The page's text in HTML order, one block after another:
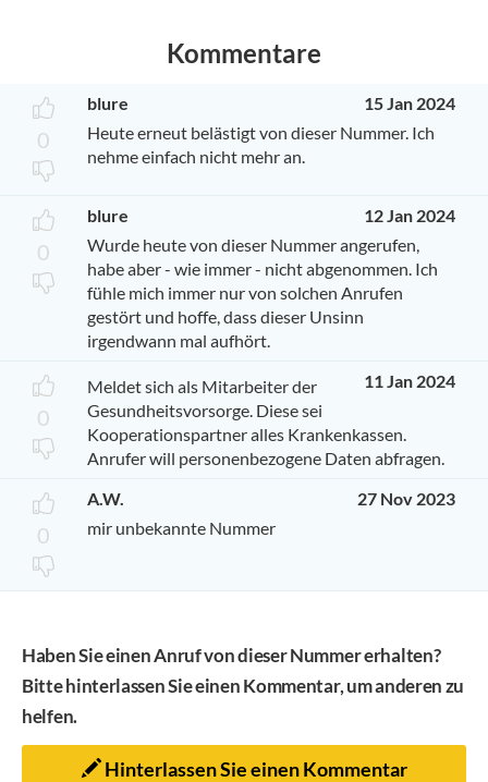
Kommentare
0
blure
15 Jan 2024
Heute erneut belästigt von dieser Nummer. Ich
nehme einfach nicht mehr an.
0
blure
12 Jan 2024
Wurde heute von dieser Nummer angerufen,
habe aber - wie immer - nicht abgenommen. Ich
fühle mich immer nur von solchen Anrufen
gestört und hoffe, dass dieser Unsinn
irgendwann mal aufhört.
0
11 Jan 2024
Meldet sich als Mitarbeiter der
Gesundheitsvorsorge. Diese sei
Kooperationspartner alles Krankenkassen.
Anrufer will personenbezogene Daten abfragen.
0
A.W.
27 Nov 2023
mir unbekannte Nummer
Haben Sie einen Anruf von dieser Nummer erhalten?
Bitte hinterlassen Sie einen Kommentar, um anderen zu
helfen.
Hinterlassen Sie einen Kommentar